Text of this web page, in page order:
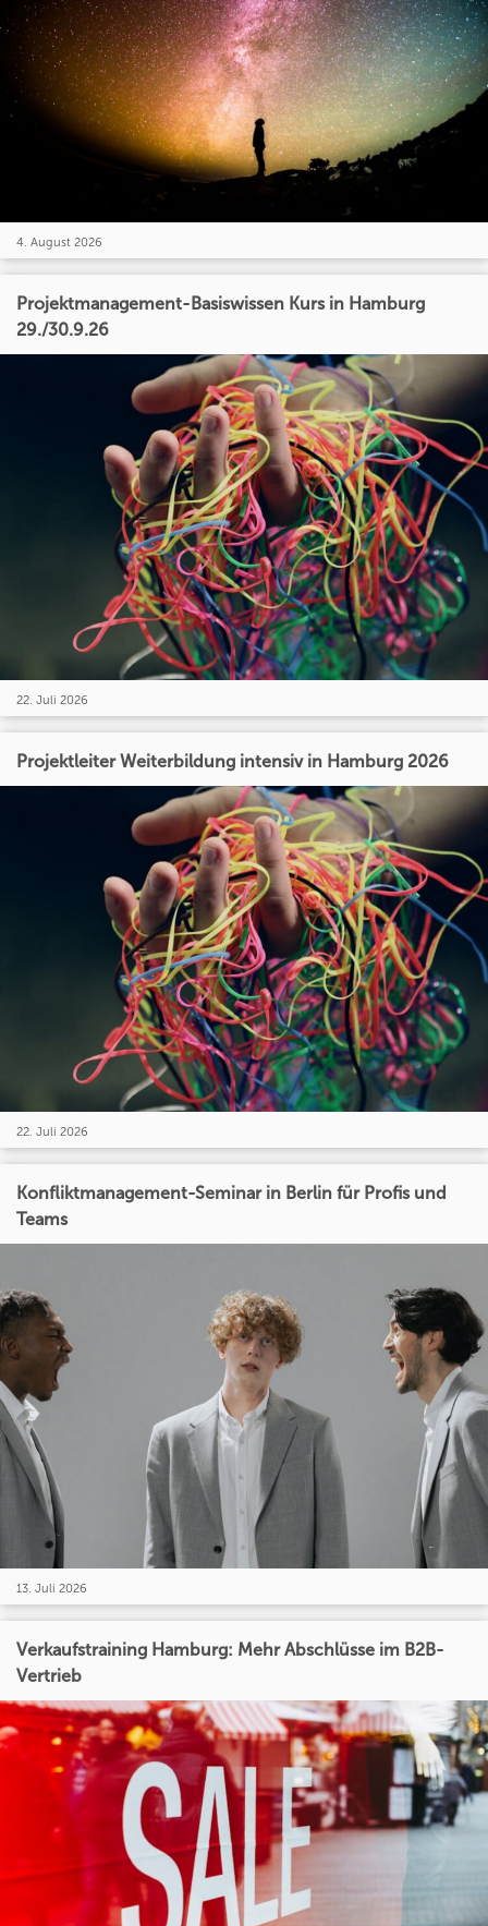
4. August 2026
Projektmanagement-Basiswissen Kurs in Hamburg
29./30.9.26
22. Juli 2026
Projektleiter Weiterbildung intensiv in Hamburg 2026
22. Juli 2026
Konfliktmanagement-Seminar in Berlin für Profis und
Teams
13. Juli 2026
Verkaufstraining Hamburg: Mehr Abschlüsse im B2B-
Vertrieb